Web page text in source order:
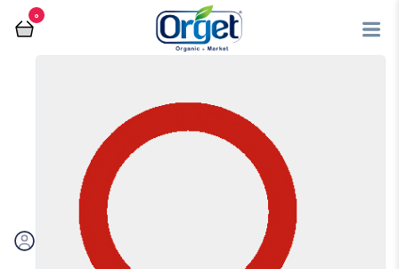
0
فروشگاه آنلاین اُرگت